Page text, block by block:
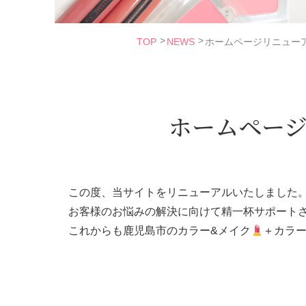
TOP NEWS ホームページリニュー
ホームペー
この度、当サイトをリニューアルいたしました
お客様のお悩みの解決に向けて精一杯サポート
これからも鹿児島市のカラー&メイク
＋カラ